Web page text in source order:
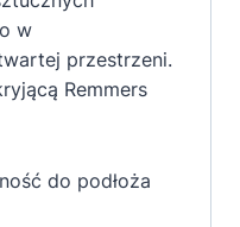
w
przestrzeni.
Remmers
do podłoża